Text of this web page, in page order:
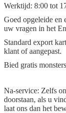
Werktijd: 8:00 tot
Goed opgeleide en
uw vragen in het
Standard export
klant of aangepast.
Bied gratis
Na-service: Zelfs
doorstaan, als u
laat ons dan het